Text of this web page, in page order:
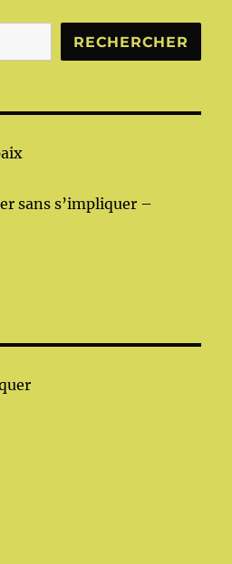
RECHERCHER
sans s’impliquer –